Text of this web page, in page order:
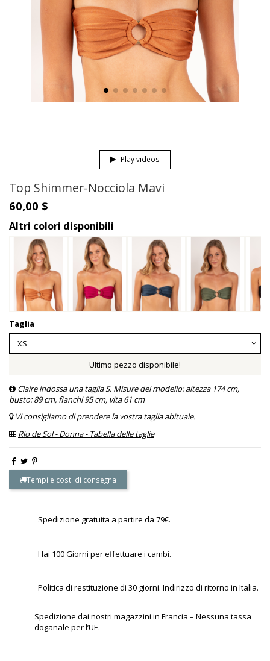
Play videos
Top Shimmer-Nocciola Mavi
60,00 $
Altri colori disponibili
Taglia
Ultimo pezzo disponibile!
Claire indossa una taglia S. Misure del modello: altezza 174 cm,
busto: 89 cm, fianchi 95 cm, vita 61 cm
Vi consigliamo di prendere la vostra taglia abituale.
Rio de Sol - Donna - Tabella delle taglie
Tempi e costi di consegna
Spedizione gratuita a partire da 79€.
Hai 100 Giorni per effettuare i cambi.
Politica di restituzione di 30 giorni. Indirizzo di ritorno in Italia.
Spedizione dai nostri magazzini in Francia – Nessuna tassa
doganale per l’UE.